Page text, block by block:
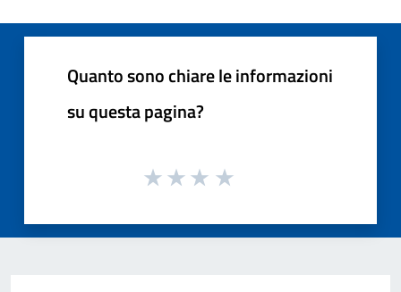
Quanto sono chiare le informazioni
su questa pagina?